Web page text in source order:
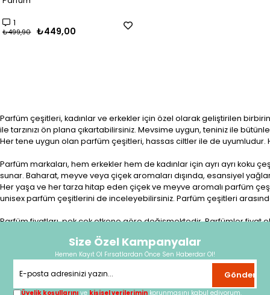
1
₺449,00
₺499,90
Parfüm çeşitleri, kadınlar ve erkekler için özel olarak geliştirilen
ile tarzınızı ön plana çıkartabilirsiniz. Mevsime uygun, teniniz ile
Her tene uygun olan parfüm çeşitleri, hassas ciltler ile de
Parfüm markaları, hem erkekler hem de kadınlar için ayrı ayrı koku
sunar. Baharat, meyve veya çiçek aromaları dışında, esansiyel
Her yaşa ve her tarza hitap eden çiçek ve meyve aromalı parfüm
unisex parfüm çeşitlerini de inceleyebilirsiniz. Parfüm çeşitleri
Parfüm fiyatları, pek çok etkene göre değişmektedir. Parfümler fiyat
Zencefil, kakule, çiçek, meyve veya baharat kokuları, en çok tercih
en önemli faktör ise; boyuttur. Çanta boyu olarak tercih edilen, 10 ml
Afrodizyak parfüm çeşitleri, son dönemlerin en çok öne çıkan
enerjinizi yükseltebilirsiniz. Kadınların sıklıkla tercih ettiği özel
Size Özel Kampanyalar
Hemen Kayıt Ol Fırsatlardan Önce Sen Haberdar Ol!
Gönder
Üyelik koşullarını ve kişisel verilerimin korunmasını kabul ediyorum.